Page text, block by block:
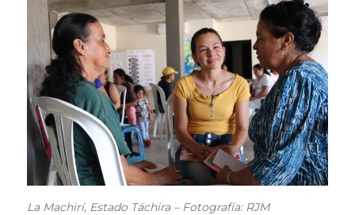
La Machirí, Estado Táchira – Fotografía: RJM